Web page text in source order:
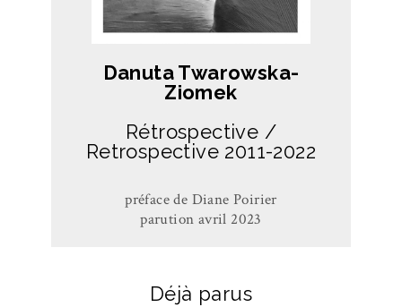
Danuta Twarowska-
Ziomek
Rétrospective /
Retrospective 2011-2022
préface de Diane Poirier
parution avril 2023
Déjà parus